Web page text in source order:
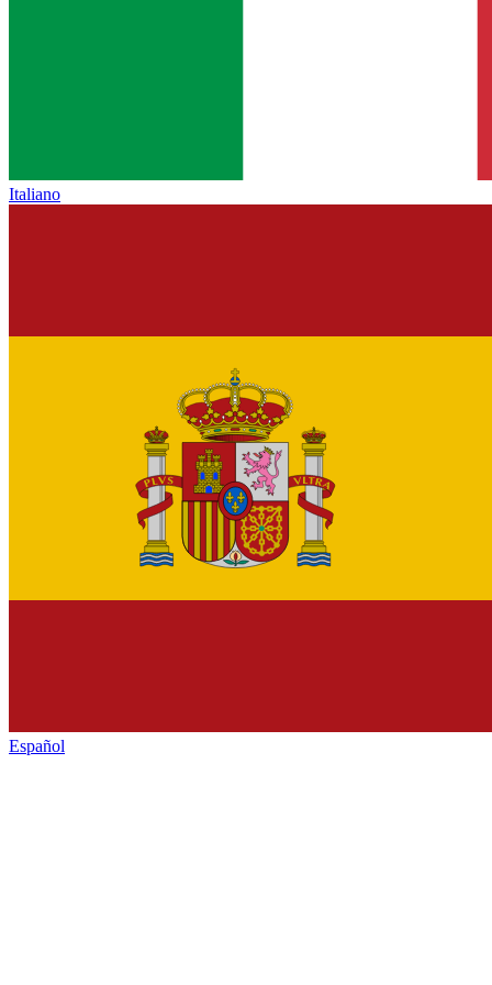
Italiano
Español